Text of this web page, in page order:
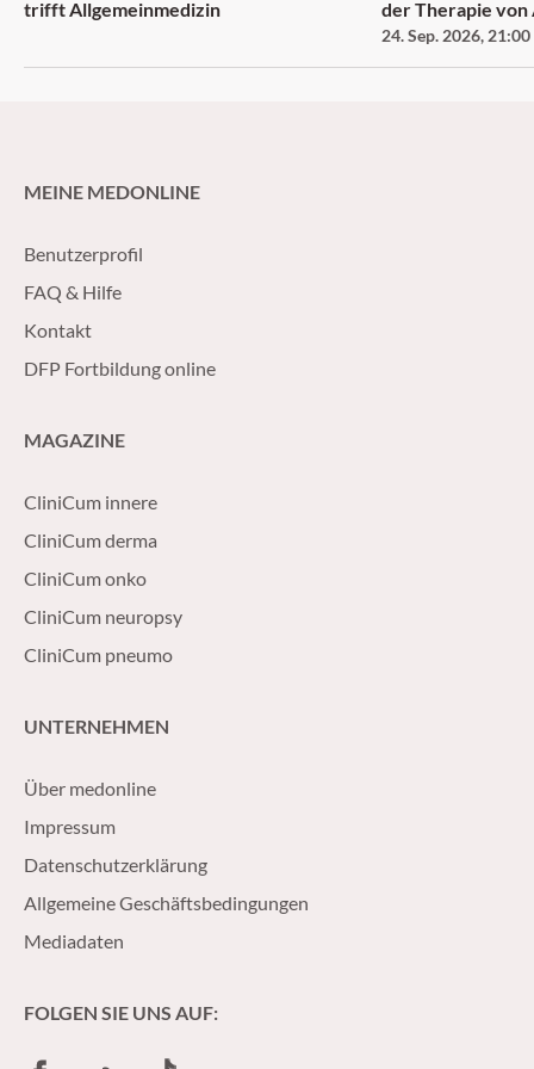
trifft Allgemeinmedizin der Therapie von
24. Sep. 2026, 21:00
MEINE MEDONLINE
Benutzerprofil
FAQ & Hilfe
Kontakt
DFP Fortbildung online
MAGAZINE
CliniCum innere
CliniCum derma
CliniCum onko
CliniCum neuropsy
CliniCum pneumo
UNTERNEHMEN
Über medonline
Impressum
Datenschutzerklärung
Allgemeine Geschäftsbedingungen
Mediadaten
FOLGEN SIE UNS AUF: